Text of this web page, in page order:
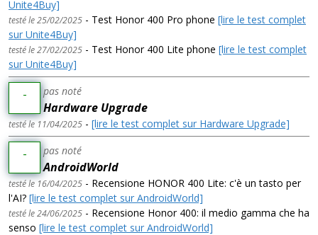
Unite4Buy]
testé le 25/02/2025 - Test Honor 400 Pro phone [lire le test complet
sur Unite4Buy]
testé le 27/02/2025 - Test Honor 400 Lite phone [lire le test complet
sur Unite4Buy]
- pas noté
Hardware Upgrade
testé le 11/04/2025 - [lire le test complet sur Hardware Upgrade]
- pas noté
AndroidWorld
testé le 16/04/2025 - Recensione HONOR 400 Lite: c'è un tasto per
l'AI? [lire le test complet sur AndroidWorld]
testé le 24/06/2025 - Recensione Honor 400: il medio gamma che ha
senso [lire le test complet sur AndroidWorld]